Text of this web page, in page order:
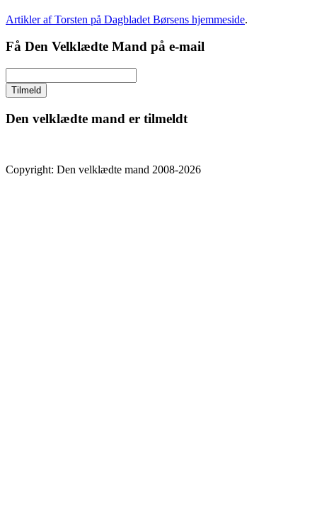
Artikler af Torsten på Dagbladet Børsens hjemmeside.
Få Den Velklædte Mand på e-mail
Den velklædte mand er tilmeldt
Copyright: Den velklædte mand 2008-2026